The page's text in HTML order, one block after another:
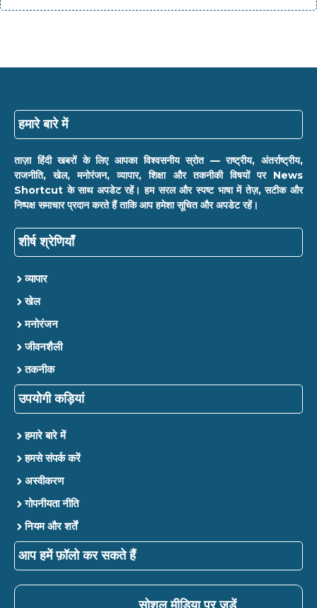
हमारे बारे में
ताज़ा हिंदी खबरों के लिए आपका विश्वसनीय स्रोत — राष्ट्रीय, अंतर्राष्ट्रीय,
राजनीति, खेल, मनोरंजन, व्यापार, शिक्षा और तकनीकी विषयों पर News
Shortcut के साथ अपडेट रहें। हम सरल और स्पष्ट भाषा में तेज़, सटीक और
निष्पक्ष समाचार प्रदान करते हैं ताकि आप हमेशा सूचित और अपडेट रहें।
शीर्ष श्रेणियाँ
व्यापार
खेल
मनोरंजन
जीवनशैली
तकनीक
उपयोगी कड़ियां
हमारे बारे में
हमसे संपर्क करें
अस्वीकरण
गोपनीयता नीति
नियम और शर्तें
आप हमें फ़ॉलो कर सकते हैं